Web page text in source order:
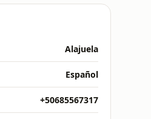
Alajuela
Español
+50685567317